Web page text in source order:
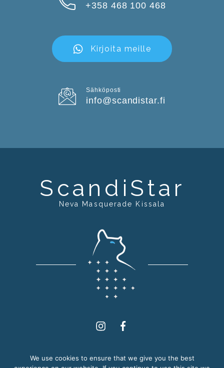
+358 468 100 468
Kirjoita meille
Sähköposti
info@scandistar.fi
ScandiStar
Neva Masquerade Kissala
InstagramFacebook
We use cookies to ensure that we give you the best